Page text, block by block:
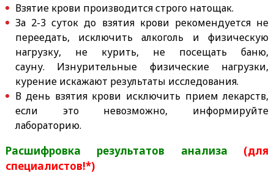
Взятие крови производится строго натощак.
За 2-3 суток до взятия крови рекомендуется не
переедать, исключить алкоголь и физическую
нагрузку, не курить, не посещать баню,
сауну. Изнурительные физические нагрузки,
курение искажают результаты исследования.
В день взятия крови исключить прием лекарств,
если это невозможно, информируйте
лабораторию.
Расшифровка результатов анализа (для
специалистов!*)